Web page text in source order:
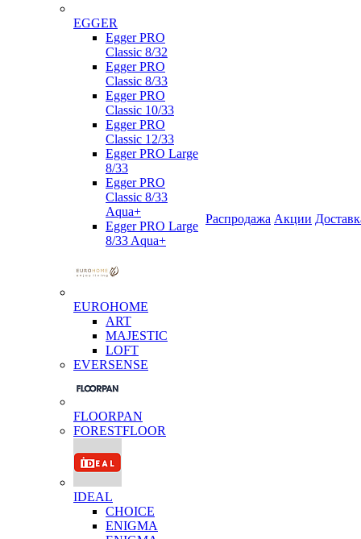
EGGER
Egger PRO
Classic 8/32
Egger PRO
Classic 8/33
Egger PRO
Classic 10/33
Egger PRO
Classic 12/33
Egger PRO Large
8/33
Egger PRO
Classic 8/33
Aqua+
Egger PRO Large
8/33 Aqua+
EUROHOME
ART
MAJESTIC
LOFT
EVERSENSE
FLOORPAN
FORESTFLOOR
IDEAL
CHOICE
ENIGMA
Распродажа Акции